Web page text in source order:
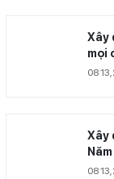
Xây
mọi
08
Xây
08